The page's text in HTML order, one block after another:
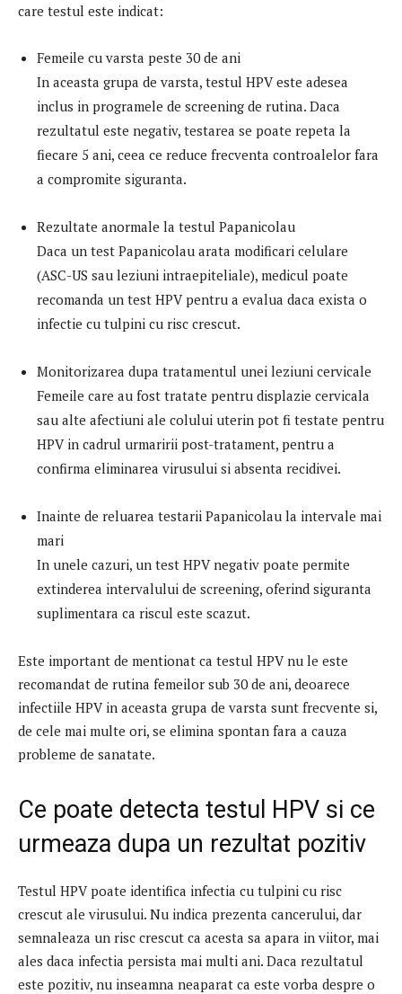
care testul este indicat:
Femeile cu varsta peste 30 de ani
In aceasta grupa de varsta, testul HPV este adesea
inclus in programele de screening de rutina. Daca
rezultatul este negativ, testarea se poate repeta la
fiecare 5 ani, ceea ce reduce frecventa controalelor fara
a compromite siguranta.
Rezultate anormale la testul Papanicolau
Daca un test Papanicolau arata modificari celulare
(ASC-US sau leziuni intraepiteliale), medicul poate
recomanda un test HPV pentru a evalua daca exista o
infectie cu tulpini cu risc crescut.
Monitorizarea dupa tratamentul unei leziuni cervicale
Femeile care au fost tratate pentru displazie cervicala
sau alte afectiuni ale colului uterin pot fi testate pentru
HPV in cadrul urmaririi post-tratament, pentru a
confirma eliminarea virusului si absenta recidivei.
Inainte de reluarea testarii Papanicolau la intervale mai
mari
In unele cazuri, un test HPV negativ poate permite
extinderea intervalului de screening, oferind siguranta
suplimentara ca riscul este scazut.
Este important de mentionat ca testul HPV nu le este
recomandat de rutina femeilor sub 30 de ani, deoarece
infectiile HPV in aceasta grupa de varsta sunt frecvente si,
de cele mai multe ori, se elimina spontan fara a cauza
probleme de sanatate.
Ce poate detecta testul HPV si ce
urmeaza dupa un rezultat pozitiv
Testul HPV poate identifica infectia cu tulpini cu risc
crescut ale virusului. Nu indica prezenta cancerului, dar
semnaleaza un risc crescut ca acesta sa apara in viitor, mai
ales daca infectia persista mai multi ani. Daca rezultatul
este pozitiv, nu inseamna neaparat ca este vorba despre o